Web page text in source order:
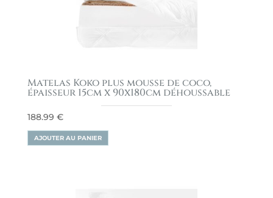
Matelas Koko plus mousse de coco,
épaisseur 15cm x 90x180cm déhoussable
188.99 €
AJOUTER AU PANIER